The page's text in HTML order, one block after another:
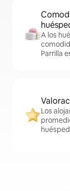
A los
Parrilla
Los